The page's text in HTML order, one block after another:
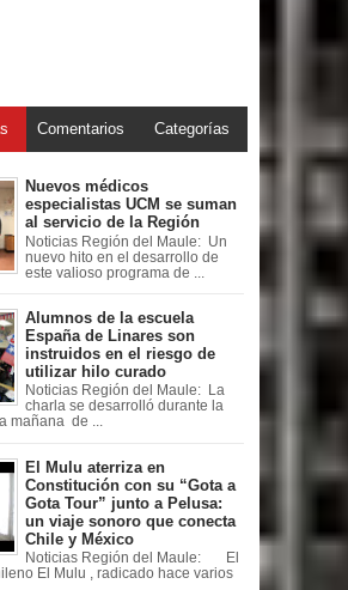
Comentarios Categorías
Nuevos médicos
especialistas UCM se suman
al servicio de la Región
Noticias Región del Maule: Un
nuevo hito en el desarrollo de
este valioso programa de ...
Alumnos de la escuela
España de Linares son
instruidos en el riesgo de
utilizar hilo curado
Noticias Región del Maule: La
charla se desarrolló durante la
mañana de ...
El Mulu aterriza en
Constitución con su “Gota a
Gota Tour” junto a Pelusa:
un viaje sonoro que conecta
Chile y México
Noticias Región del Maule: El
El Mulu , radicado hace varios